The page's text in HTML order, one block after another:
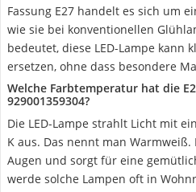
Fassung E27 handelt es sich um
wie sie bei konventionellen
bedeutet, diese LED-Lampe kann
ersetzen, ohne dass besondere
Welche Farbtemperatur hat die
929001359304?
Die LED-Lampe strahlt Licht mit
K aus. Das nennt man
Augen und sorgt für eine
werde solche Lampen oft in